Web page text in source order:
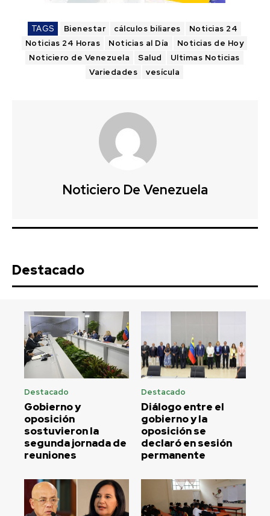
TAGS Bienestar cálculos biliares
Noticias 24
Noticias 24 Horas
Noticias al Día
Noticias de Hoy
Noticiero de Venezuela
Salud
Ultimas Noticias
Variedades
vesícula
Noticiero De Venezuela
Destacado
Destacado
Gobierno y
oposición
sostuvieron la
segunda jornada de
reuniones
Destacado
Diálogo entre el
gobierno y la
oposición se
declaró en sesión
permanente